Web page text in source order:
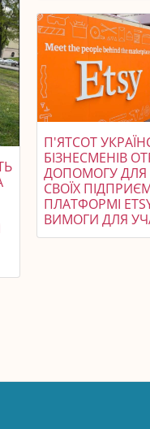
П'ЯТСОТ
БІЗНЕСМЕНІВ
ДОПОМОГУ ДЛЯ
СВОЇХ
ПЛАТФОРМІ
ВИМОГИ ДЛЯ